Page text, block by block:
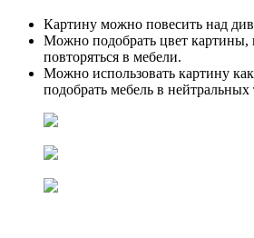
Картину можно повесить над
Можно подобрать цвет картины,
повторяться в мебели.
Можно использовать картину
подобрать мебель в нейтральных